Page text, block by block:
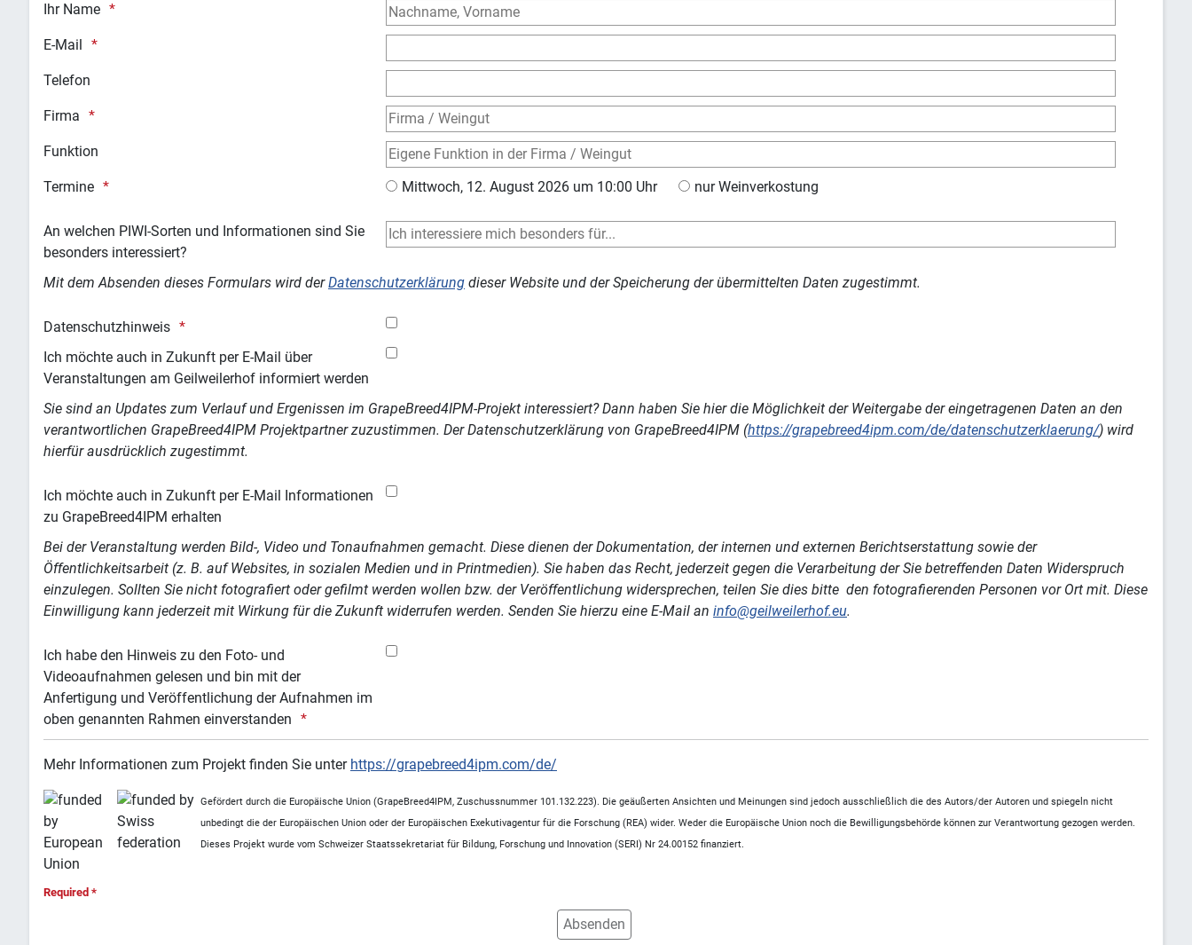
Ihr Name
E-Mail
Telefon
Firma
Funktion
Termine Mittwoch, 12. August 2026 um 10:00 Uhr nur Weinverkostung
An welchen PIWI-Sorten und Informationen sind Sie
besonders interessiert?
Mit dem Absenden dieses Formulars wird derDatenschutzerklärung dieser Website und der Speicherung der übermittelten Daten zugestimmt.
Datenschutzhinweis
Ich möchte auch in Zukunft per E-Mail über
Veranstaltungen am Geilweilerhof informiert werden
Sie sind an Updates zum Verlauf und Ergenissen im GrapeBreed4IPM-Projekt interessiert? Dann haben Sie hier die Möglichkeit der Weitergabe der eingetragenen Daten an den
verantwortlichen GrapeBreed4IPM Projektpartner zuzustimmen. Der Datenschutzerklärung von GrapeBreed4IPM (https://grapebreed4ipm.com/de/datenschutzerklaerung/) wird
hierfür ausdrücklich zugestimmt.
Ich möchte auch in Zukunft per E-Mail Informationen
zu GrapeBreed4IPM erhalten
Bei der Veranstaltung werden Bild-, Video und Tonaufnahmen gemacht. Diese dienen der Dokumentation, der internen und externen Berichtserstattung sowie der
Öffentlichkeitsarbeit (z. B. auf Websites, in sozialen Medien und in Printmedien). Sie haben das Recht, jederzeit gegen die Verarbeitung der Sie betreffenden Daten Widerspruch
einzulegen. Sollten Sie nicht fotografiert oder gefilmt werden wollen bzw. der Veröffentlichung widersprechen, teilen Sie dies bitte den fotografierenden Personen vor Ort mit. Diese
Einwilligung kann jederzeit mit Wirkung für die Zukunft widerrufen werden. Senden Sie hierzu eine E-Mail an info@geilweilerhof.eu.
Ich habe den Hinweis zu den Foto- und
Videoaufnahmen gelesen und bin mit der
Anfertigung und Veröffentlichung der Aufnahmen im
oben genannten Rahmen einverstanden
Mehr Informationen zum Projekt finden Sie unter https://grapebreed4ipm.com/de/
Gefördert durch die Europäische Union (GrapeBreed4IPM, Zuschussnummer 101.132.223). Die geäußerten Ansichten und Meinungen sind jedoch ausschließlich die des Autors/der Autoren und spiegeln nicht
unbedingt die der Europäischen Union oder der Europäischen Exekutivagentur für die Forschung (REA) wider. Weder die Europäische Union noch die Bewilligungsbehörde können zur Verantwortung gezogen werden.
Dieses Projekt wurde vom Schweizer Staatssekretariat für Bildung, Forschung und Innovation (SERI) Nr 24.00152 finanziert.
Required *